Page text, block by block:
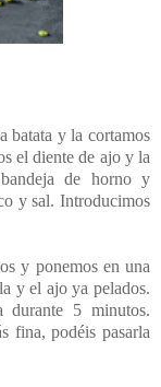
batata y la cortamos
el diente de ajo y la
de horno y
y sal. Introducimos
y ponemos en una
y el ajo ya pelados.
durante 5 minutos.
fina, podéis pasarla